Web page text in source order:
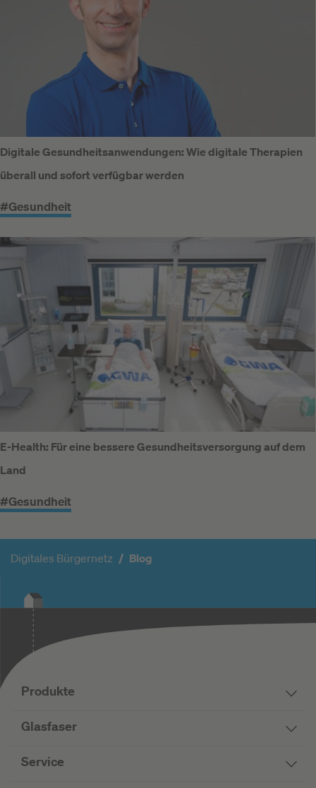
Digitale Gesundheitsanwendungen: Wie digitale Therapien
überall und sofort verfügbar werden
#Gesundheit
E-Health: Für eine bessere Gesundheitsversorgung auf dem
Land
#Gesundheit
Digitales Bürgernetz Blog
Produkte
Glasfaser
Service